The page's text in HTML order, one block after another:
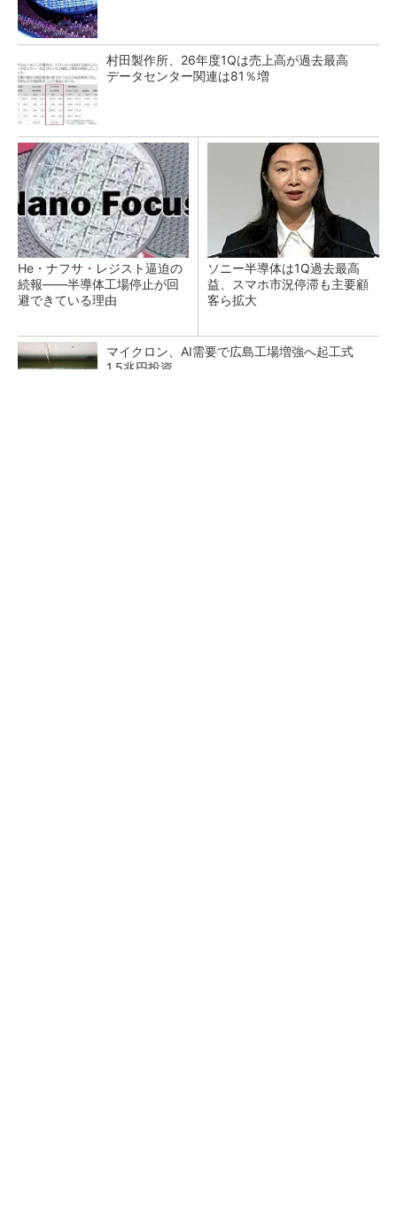
村田製作所、26年度1Qは売上高が過去最高
データセンター関連は81％増
He・ナフサ・レジスト逼迫の
続報――半導体工場停止が回
避できている理由
ソニー半導体は1Q過去最高
益、スマホ市況停滞も主要顧
客ら拡大
マイクロン、AI需要で広島工場増強へ起工式
1.5兆円投資